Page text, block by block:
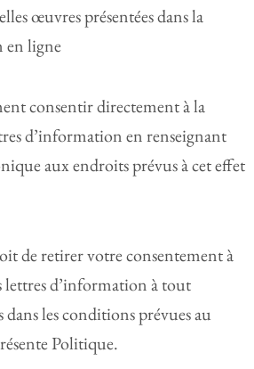
œuvres présentées dans la
en ligne
consentir directement à la
d’information en renseignant
aux endroits prévus à cet effet
de retirer votre consentement à
lettres d’information à tout
les conditions prévues au
Politique.